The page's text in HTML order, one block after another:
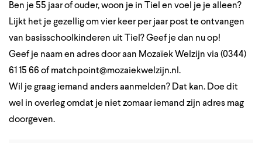
Ben je 55 jaar of ouder, woon je in Tiel en voel je je alleen?
Lijkt het je gezellig om vier keer per jaar post te ontvangen
van basisschoolkinderen uit Tiel? Geef je dan nu op!
Geef je naam en adres door aan Mozaïek Welzijn via (0344)
61 15 66 of matchpoint@mozaiekwelzijn.nl .
Wil je graag iemand anders aanmelden? Dat kan. Doe dit
wel in overleg omdat je niet zomaar iemand zijn adres mag
doorgeven.